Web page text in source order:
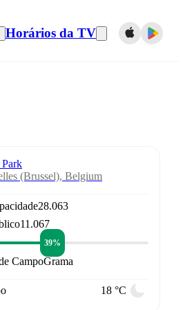
Horários da TV
(Brussel), Belgium
28.063
11.067
39%
CampoGrama
18 °C